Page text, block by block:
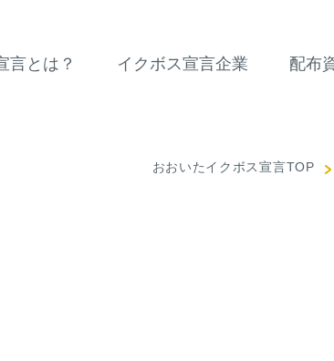
言とは？ イクボス宣言企業 配布
おおいたイクボス宣言TOP